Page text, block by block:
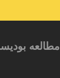
مطالعه